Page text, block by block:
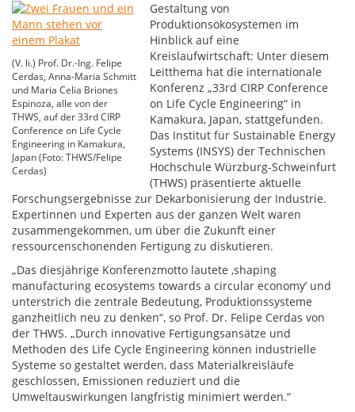
(V. li.) Prof. Dr.-Ing. Felipe
Cerdas, Anna-Maria Schmitt
und Maria Celia Briones
Espinoza, alle von der
THWS, auf der 33rd CIRP
Conference on Life Cycle
Engineering in Kamakura,
Japan (Foto: THWS/Felipe
Cerdas)
Gestaltung von
Produktionsökosystemen im
Hinblick auf eine
Kreislaufwirtschaft: Unter diesem
Leitthema hat die internationale
Konferenz „33rd CIRP Conference
on Life Cycle Engineering“ in
Kamakura, Japan, stattgefunden.
Das Institut für Sustainable Energy
Systems (INSYS) der Technischen
Hochschule Würzburg-Schweinfurt
(THWS) präsentierte aktuelle
Forschungsergebnisse zur Dekarbonisierung der Industrie.
Expertinnen und Experten aus der ganzen Welt waren
zusammengekommen, um über die Zukunft einer
ressourcenschonenden Fertigung zu diskutieren.
„Das diesjährige Konferenzmotto lautete ,shaping
manufacturing ecosystems towards a circular economyʼ und
unterstrich die zentrale Bedeutung, Produktionssysteme
ganzheitlich neu zu denken“, so Prof. Dr. Felipe Cerdas von
der THWS. „Durch innovative Fertigungsansätze und
Methoden des Life Cycle Engineering können industrielle
Systeme so gestaltet werden, dass Materialkreisläufe
geschlossen, Emissionen reduziert und die
Umweltauswirkungen langfristig minimiert werden.“